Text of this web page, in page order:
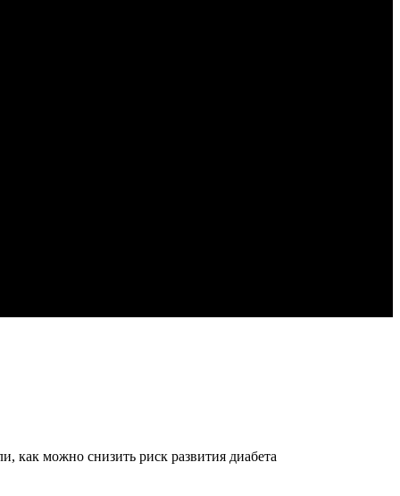
как можно снизить риск развития диабета